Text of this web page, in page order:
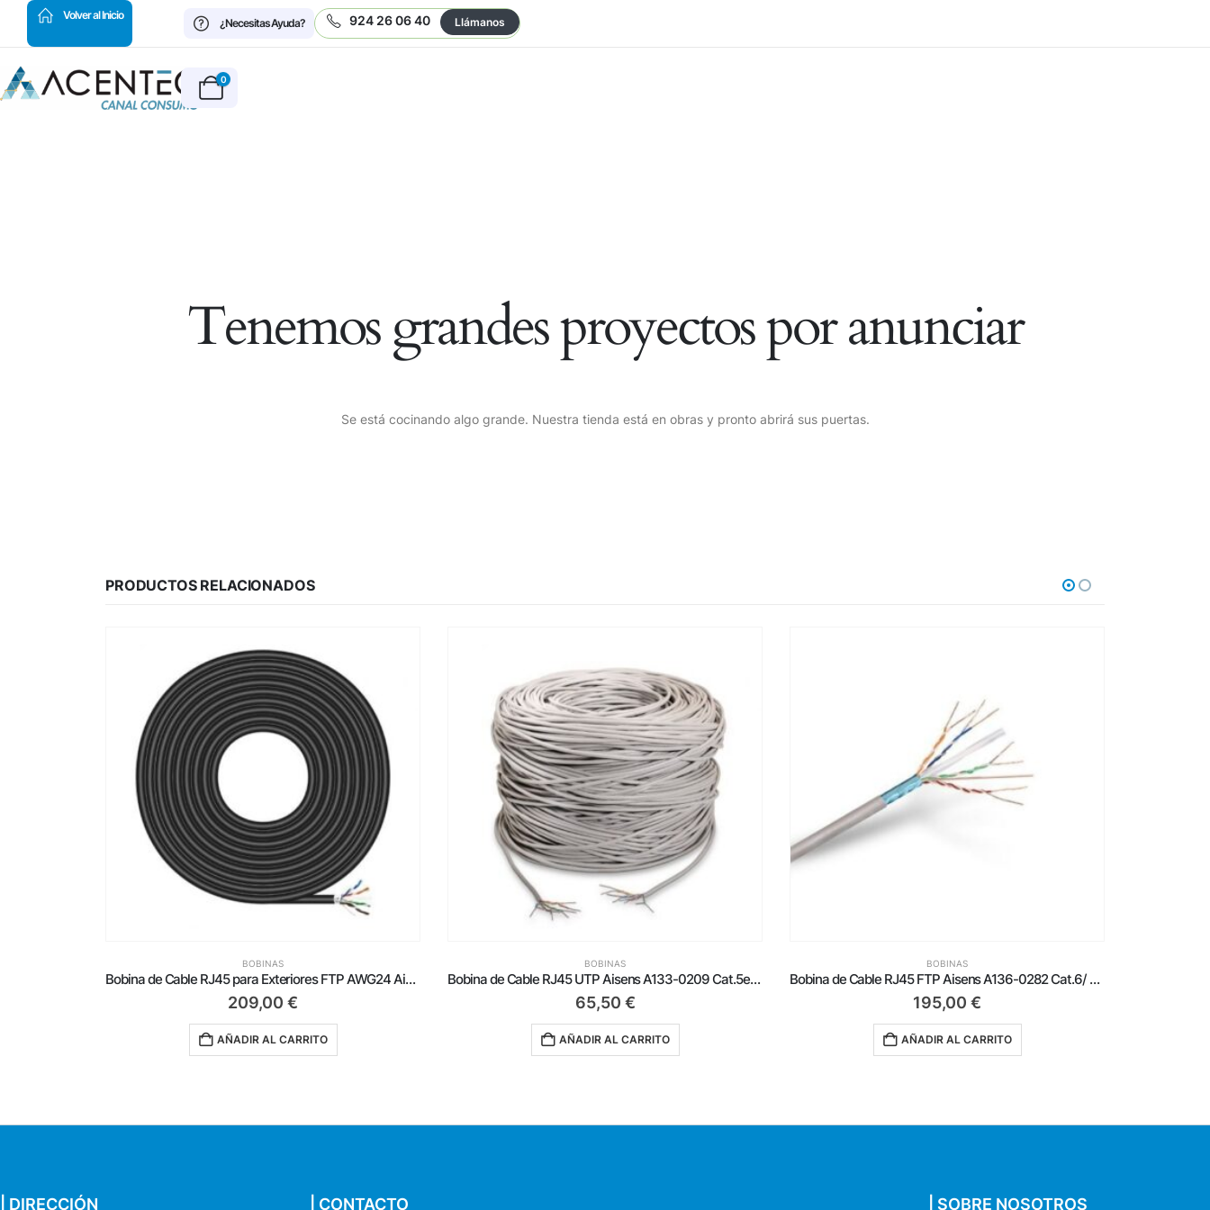
Volver al Inicio
¿Necesitas Ayuda?
924 26 06 40 Llámanos
0
Tenemos grandes proyectos por anunciar
Se está cocinando algo grande. Nuestra tienda está en obras y pronto abrirá sus puertas.
PRODUCTOS RELACIONADOS
BOBINAS
65,50€
AÑADIR AL CARRITO
BOBINAS
Bobina de Cable RJ45 FTP Aisens A136-0282 Cat.6/ 305m/ Gris
195,00
AÑADIR AL CARRITO
BOBINAS
Bobina de Cable RJ45 AWG23 UTP Aisens A135-0749 Cat.6/ LSZH/ 500m/ Violeta
155,00€
AÑADIR AL CARRITO
| DIRECCIÓN | CONTACTO | SOBRE NOSOTROS